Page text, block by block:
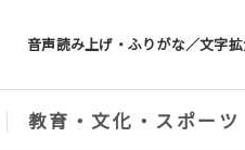
音声読み上げ・ふりがな／文字
教育・文化・スポーツ